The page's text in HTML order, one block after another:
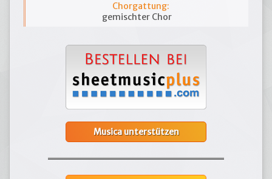
Chorgattung:
gemischter Chor
Musica unterstützen